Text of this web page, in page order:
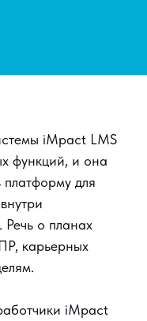
iMpact LMS
функций, и она
для
Речь о планах
карьерных
iMpact